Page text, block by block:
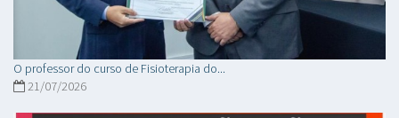
O professor do curso de Fisioterapia do...
21/07/2026